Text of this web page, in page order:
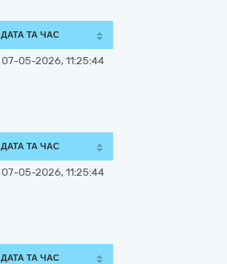
ДАТА ТА ЧАС
07-05-2026, 11:25:44
ДАТА ТА ЧАС
07-05-2026, 11:25:44
ДАТА ТА ЧАС